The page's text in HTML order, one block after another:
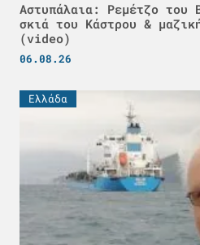
Αστυπάλαια: Ρεμέτζο
σκιά του Κάστρου &
(video)
06.08.26
Ελλάδα